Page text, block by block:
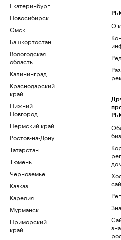
Екатеринбург
Новосибирск
Омск
Башкортостан
Вологодская
область
Калининград
Краснодарский
край
Нижний
Новгород
Пермский край
Ростов-на-Дону
Татарстан
Тюмень
Черноземье
Кавказ
Карелия
Мурманск
Приморский
край
О